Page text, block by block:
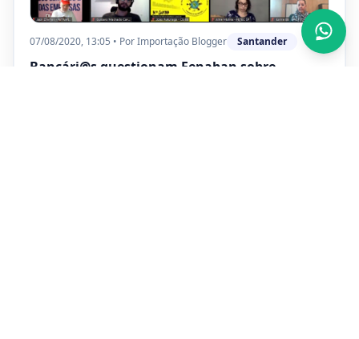
07/08/2020, 13:05 • PorImportação Blogger Santander
Bancári@s questionam Fenaban sobre